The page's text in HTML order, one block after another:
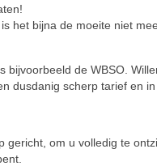
het bijna de moeite niet
bijvoorbeeld de WBSO.
dusdanig scherp tarief en
om u volledig te